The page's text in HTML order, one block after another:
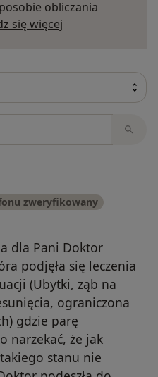
obliczania
się więcej
zweryfikowany
dla Pani Doktor
podjęła się leczenia
(Ubytki, ząb na
ograniczona
gdzie parę
narzekać, że jak
stanu nie